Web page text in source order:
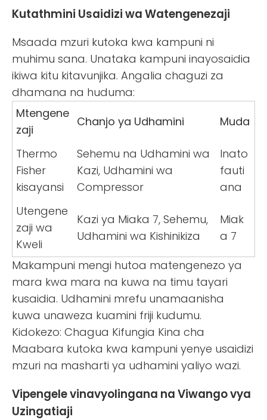
Kutathmini Usaidizi wa Watengenezaji
Msaada mzuri kutoka kwa kampuni ni
muhimu sana. Unataka kampuni inayosaidia
ikiwa kitu kitavunjika. Angalia chaguzi za
dhamana na huduma:
Mtengene
zaji
Chanjo ya Udhamini Muda
Thermo
Fisher
kisayansi
Sehemu na Udhamini wa
Kazi, Udhamini wa
Compressor
Inato
fauti
ana
Utengene
zaji wa
Kweli
Kazi ya Miaka 7, Sehemu,
Udhamini wa Kishinikiza
Miak
a 7
Makampuni mengi hutoa matengenezo ya
mara kwa mara na kuwa na timu tayari
kusaidia. Udhamini mrefu unamaanisha
kuwa unaweza kuamini friji kudumu.
Kidokezo: Chagua Kifungia Kina cha
Maabara kutoka kwa kampuni yenye usaidizi
mzuri na masharti ya udhamini yaliyo wazi.
Vipengele vinavyolingana na Viwango vya
Uzingatiaji